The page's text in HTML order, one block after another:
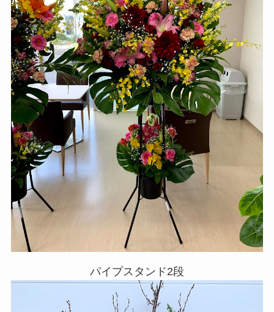
パイプスタンド2段